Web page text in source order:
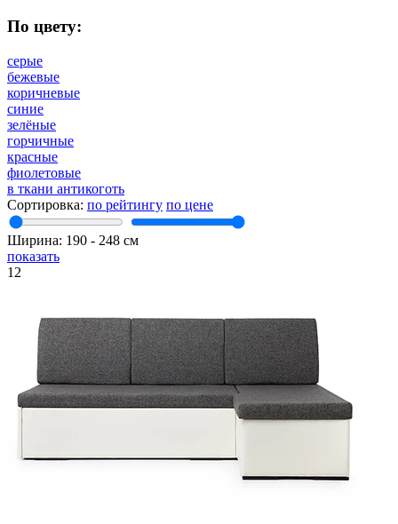
По цвету:
серые
бежевые
коричневые
синие
зелёные
горчичные
красные
фиолетовые
в ткани антикоготь
Сортировка: по рейтингу по цене
Ширина: 190 ‐ 248 см
показать
12